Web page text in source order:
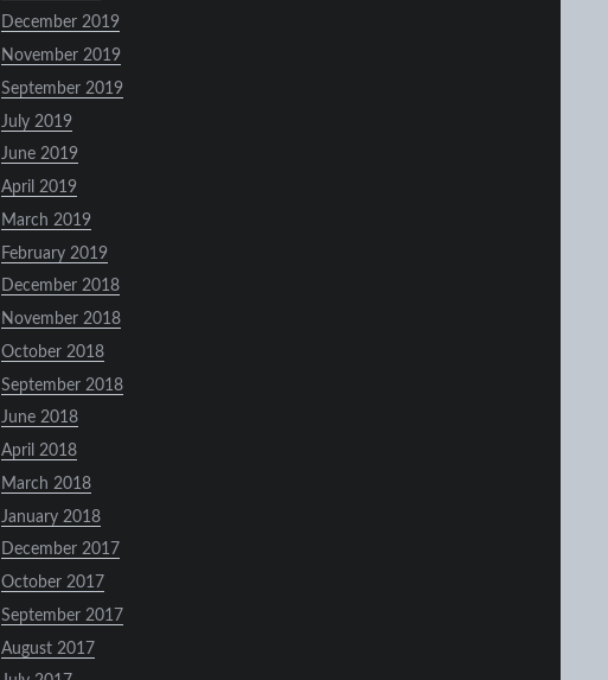
December 2019
November 2019
September 2019
July 2019
June 2019
April 2019
March 2019
February 2019
December 2018
November 2018
October 2018
September 2018
June 2018
April 2018
March 2018
January 2018
December 2017
October 2017
September 2017
August 2017